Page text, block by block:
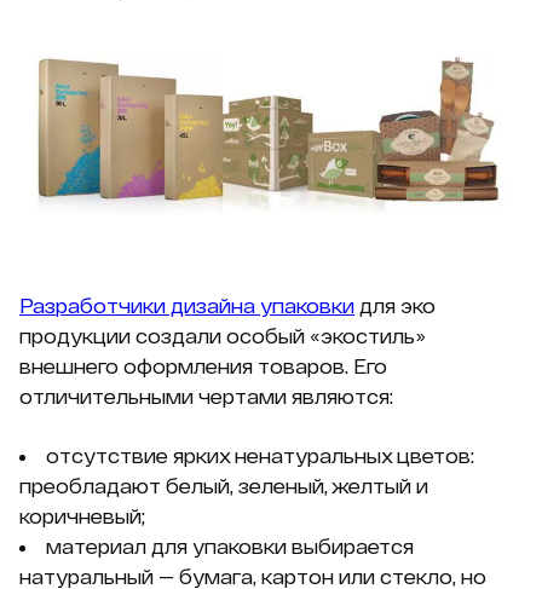
Разработчики дизайна упаковки для эко
продукции создали особый «экостиль»
внешнего оформления товаров. Его
отличительными чертами являются:
отсутствие ярких ненатуральных цветов:
преобладают белый, зеленый, желтый и
коричневый;
материал для упаковки выбирается
натуральный — бумага, картон или стекло, но